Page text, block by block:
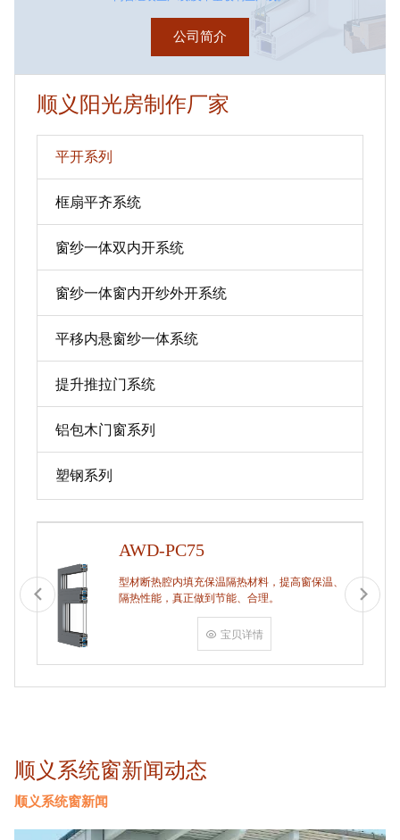
公司简介
顺义阳光房制作厂家
平开系列
框扇平齐系统
窗纱一体双内开系统
窗纱一体窗内开纱外开系统
平移内悬窗纱一体系统
提升推拉门系统
铝包木门窗系列
塑钢系列
AWD-PC75
型材断热腔内填充保温隔热材料，提高窗保温、
隔热性能，真正做到节能、合理。
宝贝详情
顺义系统窗新闻动态
顺义系统窗新闻